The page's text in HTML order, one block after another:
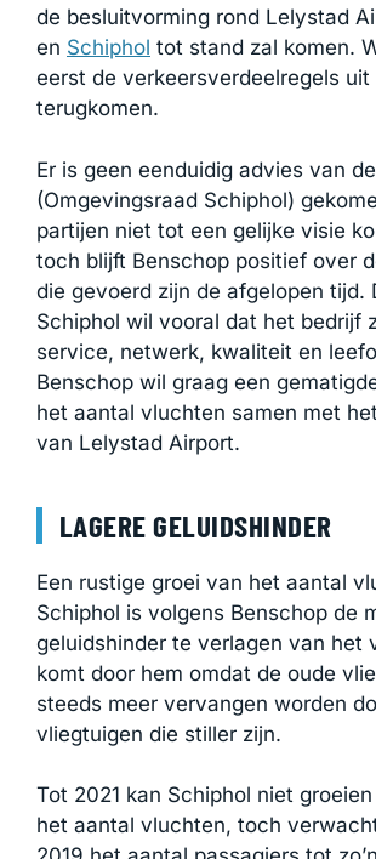
de besluitvorming rond Lelystad
en Schiphol tot stand zal komen.
eerst de verkeersverdeelregels uit
terugkomen.
Er is geen eenduidig advies van de
(Omgevingsraad Schiphol)
partijen niet tot een gelijke visie
toch blijft Benschop positief over
die gevoerd zijn de afgelopen tijd.
Schiphol wil vooral dat het bedrijf
service, netwerk, kwaliteit en
Benschop wil graag een
het aantal vluchten samen met
van Lelystad Airport.
LAGERE GELUIDSHINDER
Een rustige groei van het aantal
Schiphol is volgens Benschop de
geluidshinder te verlagen van het
komt door hem omdat de oude
steeds meer vervangen worden
vliegtuigen die stiller zijn.
Tot 2021 kan Schiphol niet
het aantal vluchten, toch